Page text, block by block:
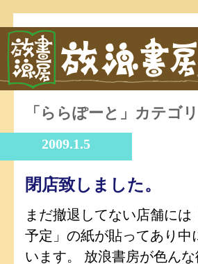
「ららぽーと」カテゴ
2009.1.5
閉店致しました。
まだ撤退してない店舗に
予定」の紙が貼ってあり中
います。 放浪書房が色ん